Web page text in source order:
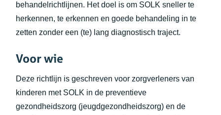
behandelrichtlijnen. Het doel is om SOLK sneller te
herkennen, te erkennen en goede behandeling in te
zetten zonder een (te) lang diagnostisch traject.
Voor wie
Deze richtlijn is geschreven voor zorgverleners van
kinderen met SOLK in de preventieve
gezondheidszorg (jeugdgezondheidszorg) en de